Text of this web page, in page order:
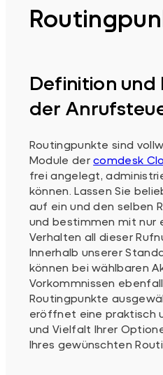
Definition und
der
Routingpunkte sind
Module dercomdesk
frei angelegt,
können. Lassen Sie
auf ein und den selben
und bestimmen mit nur
Verhalten all dieser
Innerhalb unserer
können bei wählbaren
Vorkommnissen
Routingpunkte
eröffnet eine praktisch
und Vielfalt Ihrer
Ihres gewünschten